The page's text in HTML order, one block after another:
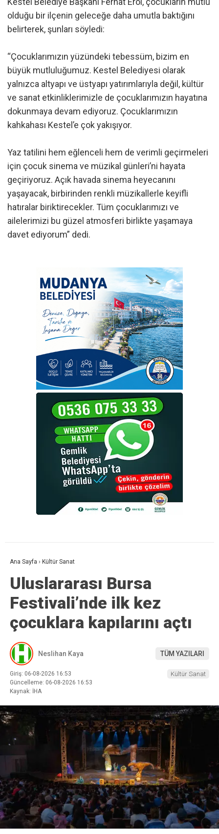
olduğu bir ilçenin geleceğe daha umutla baktığını
belirterek, şunları söyledi:
“Çocuklarımızın yüzündeki tebessüm, bizim en
büyük mutluluğumuz. Kestel Belediyesi olarak
yalnızca altyapı ve üstyapı yatırımlarıyla değil, kültür
ve sanat etkinliklerimizle de çocuklarımızın hayatına
dokunmaya devam ediyoruz. Çocuklarımızın
kahkahası Kestel’e çok yakışıyor.
Yaz tatilini hem eğlenceli hem de verimli geçirmeleri
için çocuk sinema ve müzikal günleri’ni hayata
geçiriyoruz. Açık havada sinema heyecanını
yaşayacak, birbirinden renkli müzikallerle keyifli
hatıralar biriktirecekler. Tüm çocuklarımızı ve
ailelerimizi bu güzel atmosferi birlikte yaşamaya
davet ediyorum” dedi.
Ana Sayfa › Kültür Sanat
Uluslararası Bursa
Festivali’nde ilk kez
çocuklara kapılarını açtı
Neslihan Kaya TÜM YAZILARI
Giriş: 06-08-2026 16:53
Güncelleme: 06-08-2026 16:53
Kaynak: İHA
Kültür Sanat